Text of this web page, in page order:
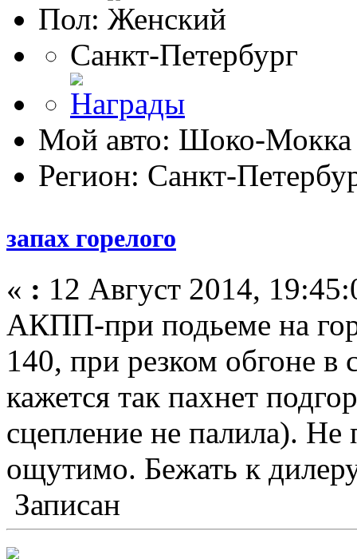
Пол:
Санкт-Петербург
Мой авто: Шоко-
Регион: Санкт-
запах горелого
« : 12 Август 2014,
АКПП-при подьеме на
140, при резком обгоне в
кажется так пахнет
сцепление не палила). Не
ощутимо. Бежать к
Записан